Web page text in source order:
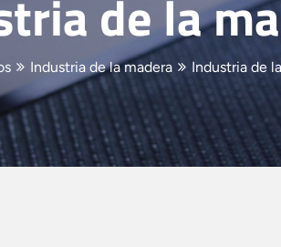
de la
Industria de la madera Industria de